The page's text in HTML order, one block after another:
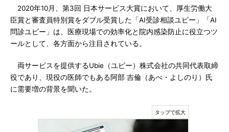
2020年10月、第3回 日本サービス大賞において、厚生労働大
臣賞と審査員特別賞をダブル受賞した「AI受診相談ユビー」「AI
問診ユビー」は、医療現場での効率化と院内感染防止に役立つツ
ールとして、各方面から注目されている。
両サービスを提供するUbie（ユビー）株式会社の共同代表取締
役であり、現役の医師でもある阿部 吉倫（あべ・よしのり）氏
に需要増の背景を聞いた。